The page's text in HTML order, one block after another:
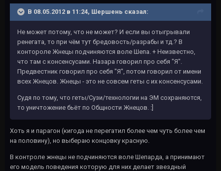
В 08.05.2012 в 11:24, Шершень сказал:
Не может потому, что не может? И если вы отыгрывали
ренегата, то при чём тут бредовость/разрабы и тд.? В
контороле Жнецы подчиняются воле Шепа. + Неизвестно,
что там с консенсусами. Назара говорил про себя "Я".
Предвестник говорил про себя "Я", потом говорил от имени
всех Жнецов. Жнецы - это не совсем геты с их консенсусами.
Судя по тому, что геты/Сузи/технологии на ЭМ сохраняются,
то уничтожение бьёт по Общности Жнецов. :]
Хоть я и парагон (кигода не перегатил более чем чуть более чем
на половину), но выбераю концовку красную.
В контроле жнецы не подчиняются воле Шепарда, а принимают
его модель поведения которую для них делает звездный